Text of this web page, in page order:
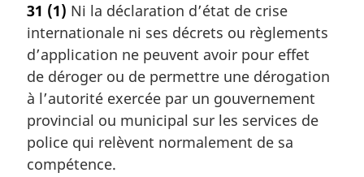
t
e
m
a
g
i
n
a
31 (1) Ni la déclaration d’état de crise
internationale ni ses décrets ou règlements
d’application ne peuvent avoir pour effet
de déroger ou de permettre une dérogation
à l’autorité exercée par un gouvernement
provincial ou municipal sur les services de
police qui relèvent normalement de sa
compétence.